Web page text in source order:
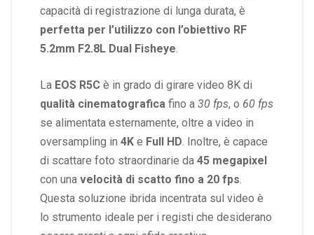
capacità di registrazione di lunga durata, è
perfetta per l’utilizzo con l’obiettivo RF
5.2mm F2.8L Dual Fisheye.
La EOS R5C è in grado di girare video 8K di
qualità cinematografica fino a 30 fps, o 60 fps
se alimentata esternamente, oltre a video in
oversampling in 4K e Full HD. Inoltre, è capace
di scattare foto straordinarie da 45 megapixel
con una velocità di scatto fino a 20 fps.
Questa soluzione ibrida incentrata sul video è
lo strumento ideale per i registi che desiderano